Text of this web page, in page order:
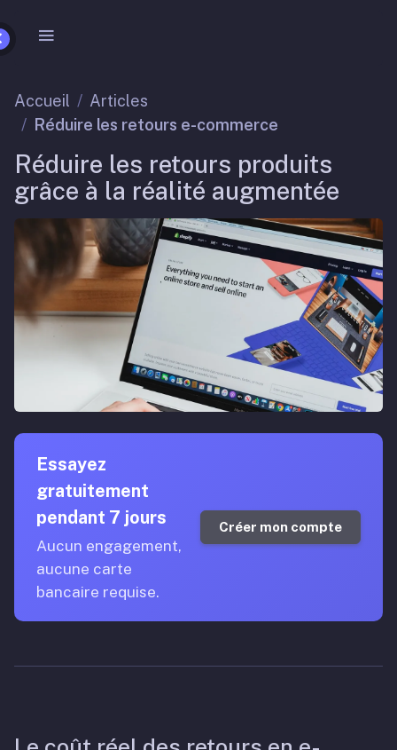
Accueil
Articles
Réduire les retours e-commerce
Réduire les retours produits
grâce à la réalité augmentée
Essayez
gratuitement
pendant 7 jours
Aucun engagement,
aucune carte
bancaire requise.
Créer mon compte